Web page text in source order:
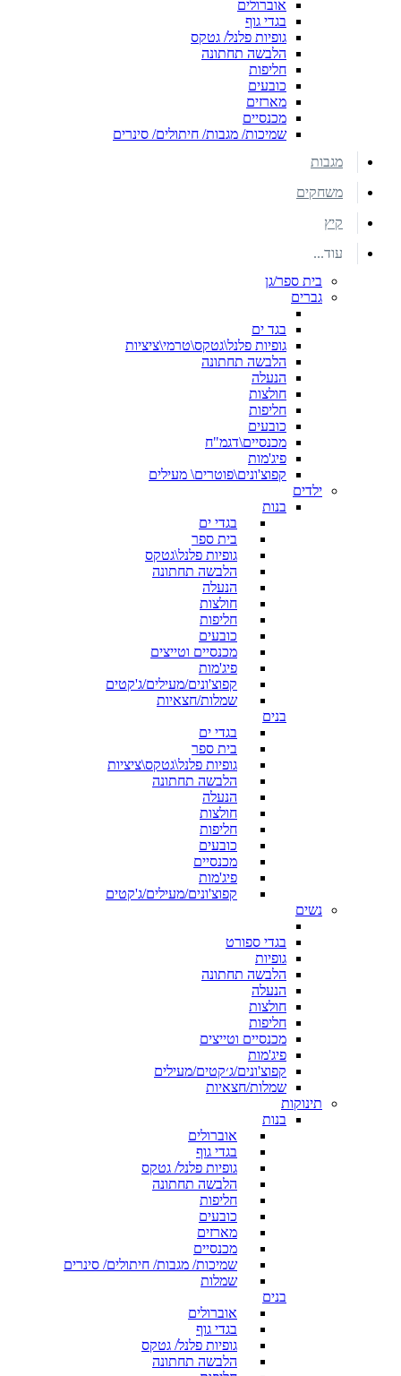
אוברולים
בגדי גוף
גופיות פלנל/ גטקס
הלבשה תחתונה
חליפות
כובעים
מארזים
מכנסיים
שמיכות/ מגבות/ חיתולים/ סינרים
מגבות
משחקים
קיץ
עוד...
בית ספר/גן
גברים
בגד ים
גופיות פלנל\גטקס\טרמי\ציציות
הלבשה תחתונה
הנעלה
חולצות
חליפות
כובעים
מכנסיים\דגמ"ח
פיג'מות
קפוצ'ונים\פוטרים\ מעילים
ילדים
בנות
בגדי ים
בית ספר
גופיות פלנל\גטקס
הלבשה תחתונה
הנעלה
חולצות
חליפות
כובעים
מכנסיים וטייצים
פיג'מות
קפוצ'ונים/מעילים/ג'קטים
שמלות/חצאיות
בנים
בגדי ים
בית ספר
גופיות פלנל\גטקס\ציציות
הלבשה תחתונה
הנעלה
חולצות
חליפות
כובעים
מכנסיים
פיג'מות
קפוצ'ונים/מעילים/ג'קטים
נשים
בגדי ספורט
גופיות
הלבשה תחתונה
הנעלה
חולצות
חליפות
מכנסיים וטייצים
פיג'מות
קפוצ'ונים/ג׳קטים/מעילים
שמלות/חצאיות
תינוקות
בנות
אוברולים
בגדי גוף
גופיות פלנל/ גטקס
הלבשה תחתונה
חליפות
כובעים
מארזים
מכנסיים
שמיכות/ מגבות/ חיתולים/ סינרים
שמלות
בנים
אוברולים
בגדי גוף
גופיות פלנל/ גטקס
הלבשה תחתונה